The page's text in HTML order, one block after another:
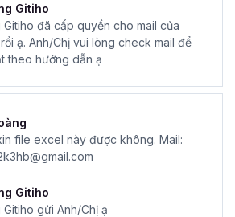
Gitiho
Gitiho đã cấp quyền cho mail của
ạ. Anh/Chị vui lòng check mail để
theo hướng dẫn ạ
file excel này được không. Mail:
Gitiho
Gitiho gửi Anh/Chị ạ